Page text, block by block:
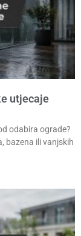
utjecaje
odabira ograde?
bazena ili vanjskih